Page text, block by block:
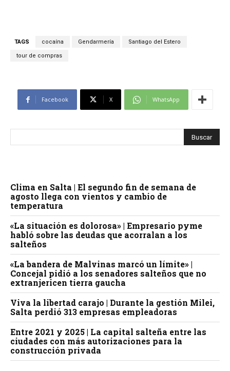
TAGS cocaína Gendarmería Santiago del Estero
tour de compras
Facebook X WhatsApp
Clima en Salta | El segundo fin de semana de
agosto llega con vientos y cambio de
temperatura
«La situación es dolorosa» | Empresario pyme
habló sobre las deudas que acorralan a los
salteños
«La bandera de Malvinas marcó un límite» |
Concejal pidió a los senadores salteños que no
extranjericen tierra gaucha
Viva la libertad carajo | Durante la gestión Milei,
Salta perdió 313 empresas empleadoras
Entre 2021 y 2025 | La capital salteña entre las
ciudades con más autorizaciones para la
construcción privada